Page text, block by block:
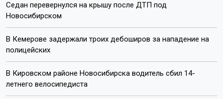
Седан перевернулся на крышу после ДТП под
Новосибирском
В Кемерове задержали троих дебоширов за нападение на
полицейских
В Кировском районе Новосибирска водитель сбил 14-
летнего велосипедиста